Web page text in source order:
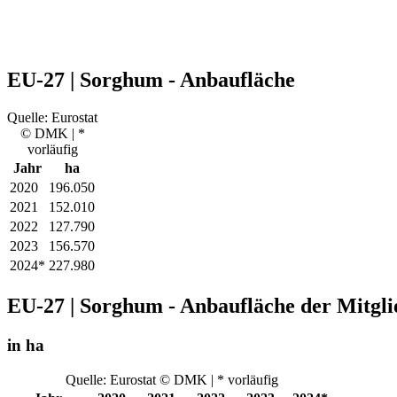
EU-27 | Sorghum - Anbaufläche
Quelle: Eurostat
© DMK | *
vorläufig
Jahr
ha
2020
196.050
2021
152.010
2022
127.790
2023
156.570
2024* 227.980
EU-27 | Sorghum - Anbaufläche der
in ha
Quelle: Eurostat © DMK | * vorläufig